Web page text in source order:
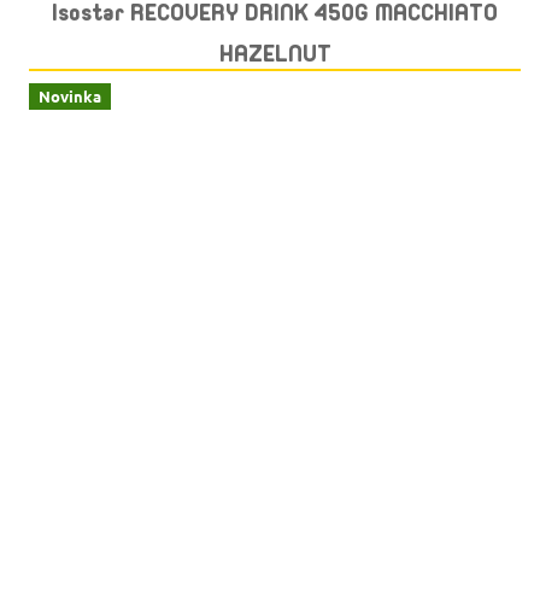
Isostar RECOVERY DRINK 450G MACCHIATO
HAZELNUT
Novinka